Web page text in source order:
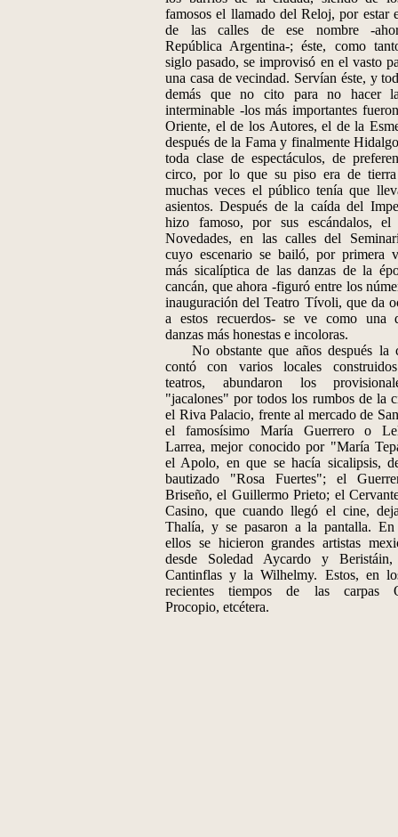
famosos el llamado del Reloj, por estar
de las calles de ese nombre -
República Argentina-; éste, como
siglo pasado, se improvisó en el vasto
una casa de vecindad. Servían éste, y
demás que no cito para no hacer
interminable -los más importantes
Oriente, el de los Autores, el de la
después de la Fama y finalmente
toda clase de espectáculos, de
circo, por lo que su piso era de
muchas veces el público tenía que
asientos. Después de la caída del
hizo famoso, por sus escándalos, el
Novedades, en las calles del
cuyo escenario se bailó, por primera
más sicalíptica de las danzas de la
cancán, que ahora -figuró entre los
inauguración del Teatro Tívoli, que da
a estos recuerdos- se ve como una
danzas más honestas e incoloras.
No obstante que años después la
contó con varios locales
teatros, abundaron los
"jacalones" por todos los rumbos de la
el Riva Palacio, frente al mercado de
el famosísimo María Guerrero o
Larrea, mejor conocido por "María
el Apolo, en que se hacía sicalipsis,
bautizado "Rosa Fuertes"; el
Briseño, el Guillermo Prieto; el
Casino, que cuando llegó el cine,
Thalía, y se pasaron a la pantalla. En
ellos se hicieron grandes artistas
desde Soledad Aycardo y Beristáin,
Cantinflas y la Wilhelmy. Estos, en
recientes tiempos de las carpas
Procopio, etcétera.